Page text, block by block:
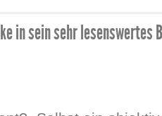
in sein sehr lesenswertes